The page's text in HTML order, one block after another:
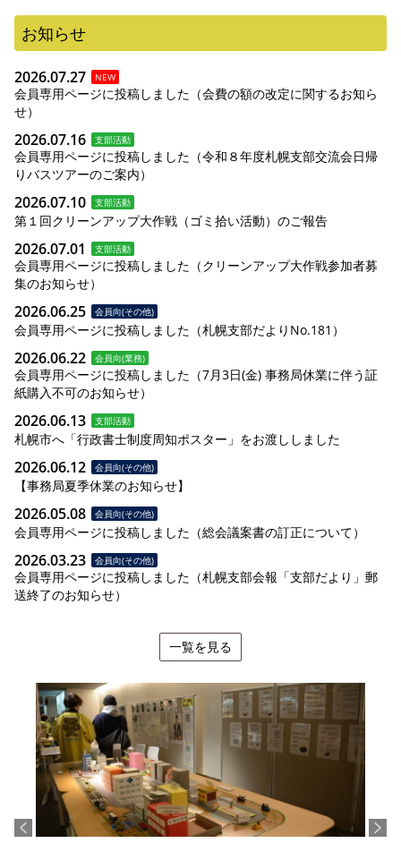
お知らせ
2026.07.27 NEW
会員専用ページに投稿しました（会費の額の改定に関するお知ら
せ）
2026.07.16 支部活動
会員専用ページに投稿しました（令和８年度札幌支部交流会日帰
りバスツアーのご案内）
2026.07.10 支部活動
第１回クリーンアップ大作戦（ゴミ拾い活動）のご報告
2026.07.01 支部活動
会員専用ページに投稿しました（クリーンアップ大作戦参加者募
集のお知らせ）
2026.06.25 会員向(その他)
会員専用ページに投稿しました（札幌支部だよりNo.181）
2026.06.22 会員向(業務)
会員専用ページに投稿しました（7月3日(金) 事務局休業に伴う証
紙購入不可のお知らせ）
2026.06.13 支部活動
札幌市へ「行政書士制度周知ポスター」をお渡ししました
2026.06.12 会員向(その他)
【事務局夏季休業のお知らせ】
2026.05.08 会員向(その他)
会員専用ページに投稿しました（総会議案書の訂正について）
2026.03.23 会員向(その他)
会員専用ページに投稿しました（札幌支部会報「支部だより」郵
送終了のお知らせ）
一覧を見る